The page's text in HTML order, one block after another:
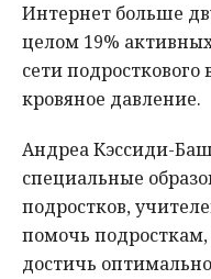
Интернет больше
целом 19%
сети
кровяное давление.
Андреа Кэссиди-
специальные
подростков,
помочь
достичь